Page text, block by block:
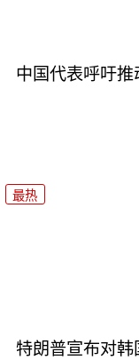
中国代表呼吁
最热
特朗普宣布对韩